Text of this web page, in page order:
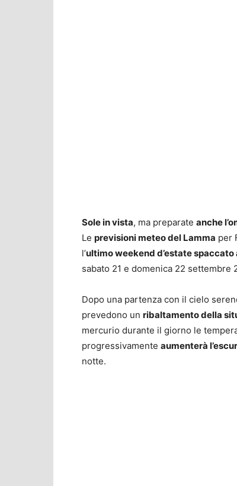
Sole in vista, ma preparate anche
Le previsioni meteo del Lamma per
l’ultimo weekend d’estate spaccato
sabato 21 e domenica 22 settembre
Dopo una partenza con il cielo
prevedono un ribaltamento della
mercurio durante il giorno le
progressivamente aumenterà
notte.